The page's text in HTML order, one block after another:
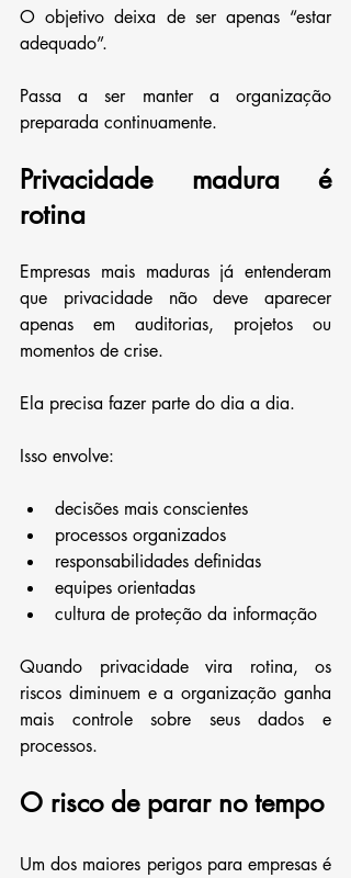
O objetivo deixa de ser apenas “estar
adequado”.
Passa a ser manter a organização
preparada continuamente.
Privacidade madura é
rotina
Empresas mais maduras já entenderam
que privacidade não deve aparecer
apenas em auditorias, projetos ou
momentos de crise.
Ela precisa fazer parte do dia a dia.
Isso envolve:
decisões mais conscientes
processos organizados
responsabilidades definidas
equipes orientadas
cultura de proteção da informação
Quando privacidade vira rotina, os
riscos diminuem e a organização ganha
mais controle sobre seus dados e
processos.
O risco de parar no tempo
Um dos maiores perigos para empresas é